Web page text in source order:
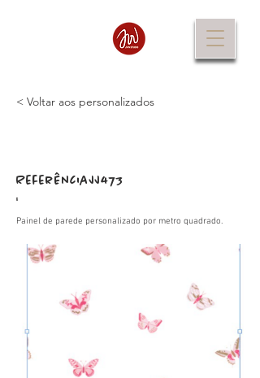
< Voltar aos personalizados
Referência
:
JJ473
Painel de parede personalizado por metro quadrado.